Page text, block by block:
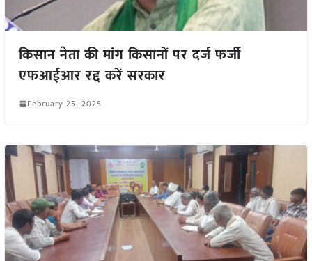
किसान नेता की मांग किसानों पर दर्ज फर्जी
एफआईआर रद्द करें सरकार
February 25, 2025